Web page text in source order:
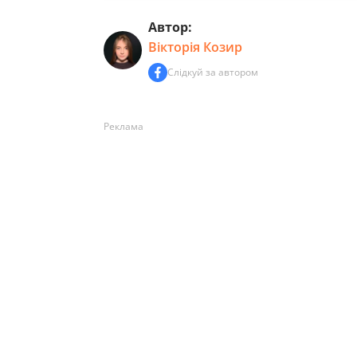
Автор:
Вікторія Козир
Слідкуй за автором
Реклама